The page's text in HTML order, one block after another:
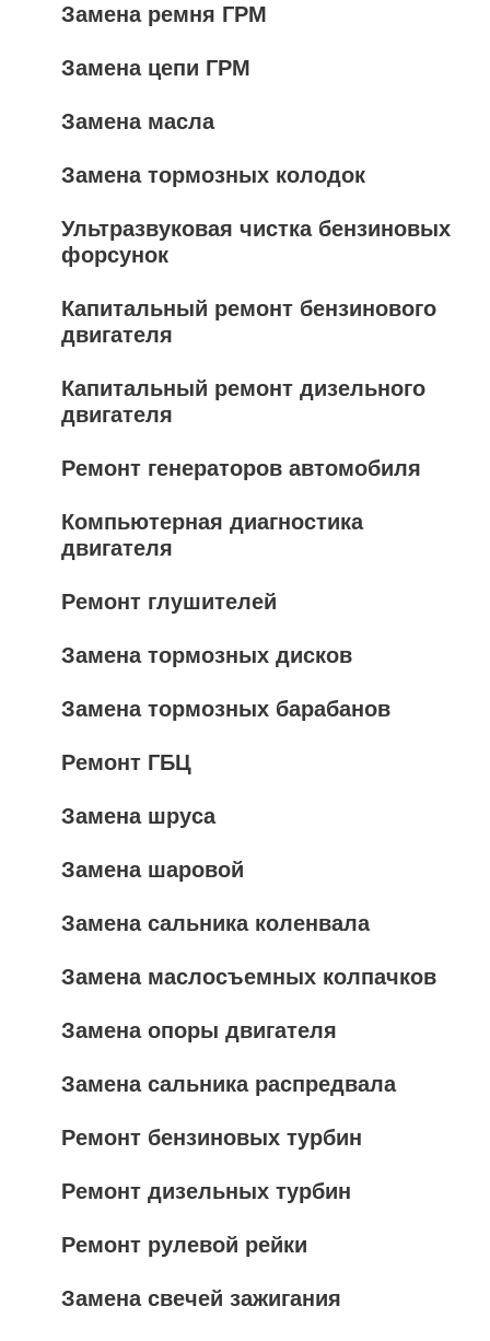
Замена ремня ГРМ
Замена цепи ГРМ
Замена масла
Замена тормозных колодок
Ультразвуковая чистка бензиновых
форсунок
Капитальный ремонт бензинового
двигателя
Капитальный ремонт дизельного
двигателя
Ремонт генераторов автомобиля
Компьютерная диагностика
двигателя
Ремонт глушителей
Замена тормозных дисков
Замена тормозных барабанов
Ремонт ГБЦ
Замена шруса
Замена шаровой
Замена сальника коленвала
Замена маслосъемных колпачков
Замена опоры двигателя
Замена сальника распредвала
Ремонт бензиновых турбин
Ремонт дизельных турбин
Ремонт рулевой рейки
Замена свечей зажигания